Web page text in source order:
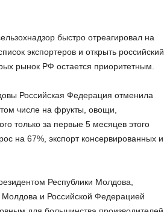
быстро отреагировал на
экспортеров и открыть российский
рынок РФ остается приоритетным.
Российская Федерация отменила
числе на фрукты, овощи,
только за первые 5 месяцев этого
на 67%, экспорт консервированных и
Республики Молдова,
и Российской Федерацией